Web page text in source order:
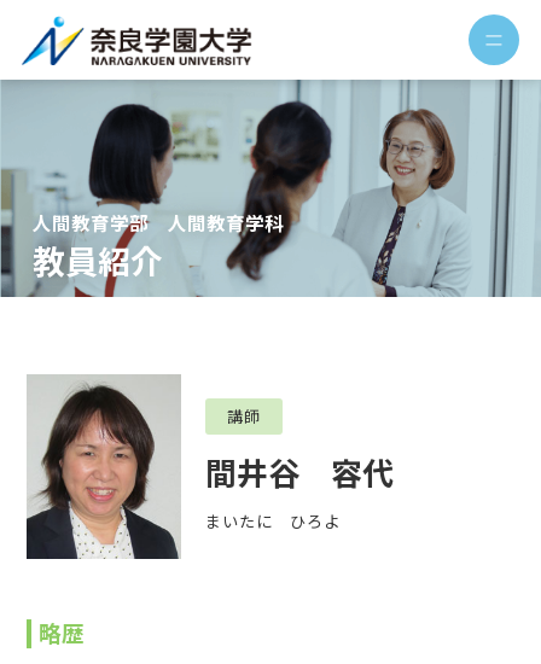
人間教育学部 人間教育学科
教員紹介
講師
間井谷 容代
まいたに ひろよ
略歴